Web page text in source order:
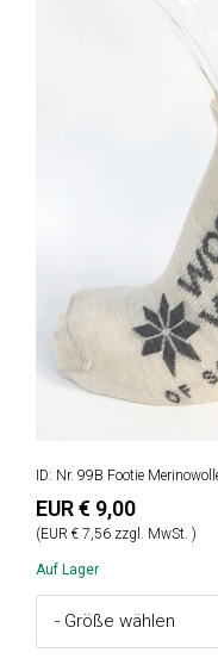
ID: Nr. 99B Footie
EUR € 9,00
(EUR € 7,56 zzgl. MwSt. )
Auf Lager